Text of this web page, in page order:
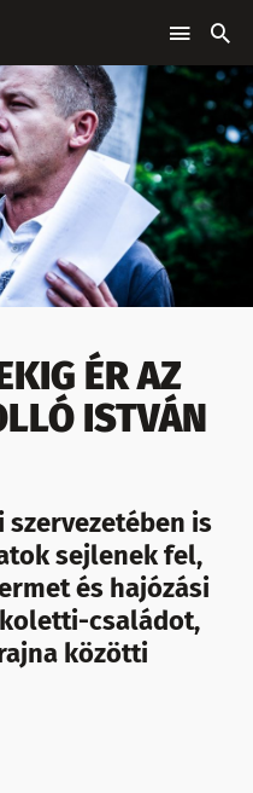
ÉR AZ
ISTVÁN
szervezetében is
sejlenek fel,
és hajózási
családot,
közötti